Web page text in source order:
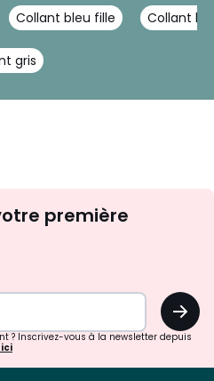
Collant bleu fille Collant
gris
d'inspirations
surprises?
première
OK
? Inscrivez-vous à la newsletter depuis